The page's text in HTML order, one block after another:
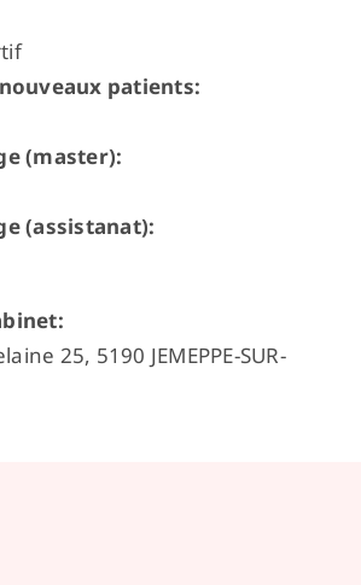
patients:
(master):
(assistanat):
:
25, 5190 JEMEPPE-SUR-